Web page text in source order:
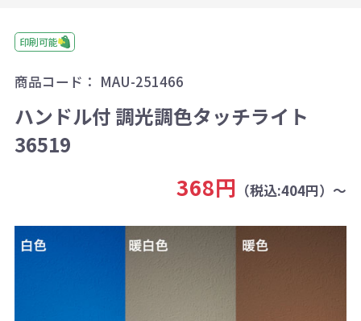
印刷可能
商品コード： MAU-251466
ハンドル付 調光調色タッチライト
36519
368円 （税込:404円）～